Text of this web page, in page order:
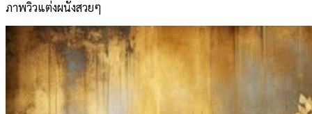
ภาพวิวแต่งผนังสวยๆ